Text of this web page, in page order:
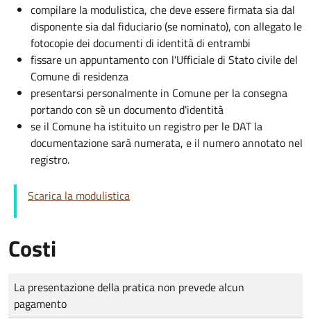
compilare la modulistica, che deve essere firmata sia dal
disponente sia dal fiduciario (se nominato), con allegato le
fotocopie dei documenti di identità di entrambi
fissare un appuntamento con l'Ufficiale di Stato civile del
Comune di residenza
presentarsi personalmente in Comune per la consegna
portando con sè un documento d'identità
se il Comune ha istituito un registro per le DAT la
documentazione sarà numerata, e il numero annotato nel
registro.
Scarica la modulistica
Costi
Tipo di pagamento
Importo
La presentazione della pratica non prevede alcun
pagamento